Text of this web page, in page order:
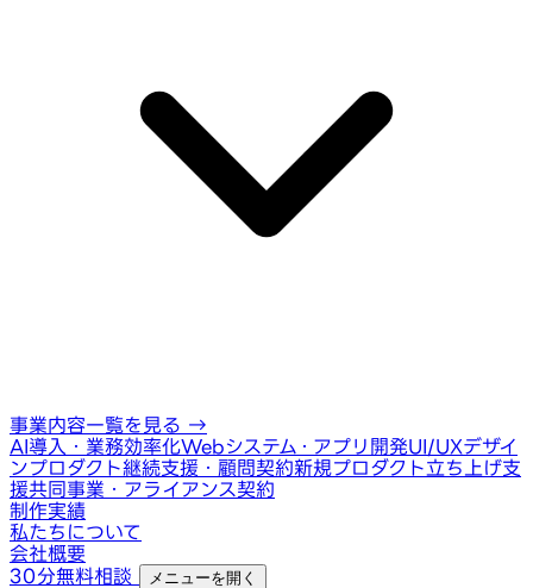
事業内容一覧を見る →
AI導入・業務効率化Webシステム・アプリ開発UI/UXデザイ
ンプロダクト継続支援・顧問契約新規プロダクト立ち上げ支
援共同事業・アライアンス契約
制作実績
私たちについて
会社概要
30分無料相談
メニューを開く